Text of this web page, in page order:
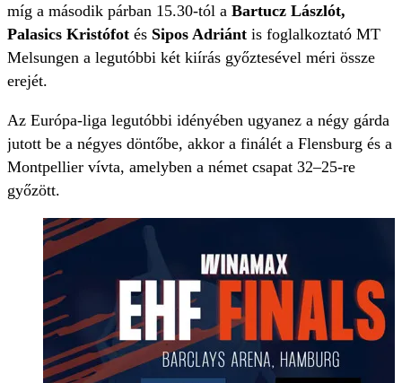
míg a második párban 15.30-tól a Bartucz Lászlót,
Palasics Kristófot és Sipos Adriánt is foglalkoztató MT
Melsungen a legutóbbi két kiírás győztesével méri össze
erejét.
Az Európa-liga legutóbbi idényében ugyanez a négy gárda
jutott be a négyes döntőbe, akkor a finálét a Flensburg és a
Montpellier vívta, amelyben a német csapat 32–25-re
győzött.